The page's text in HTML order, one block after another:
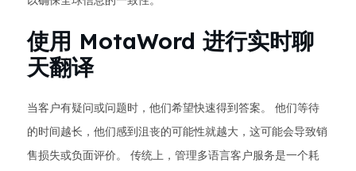
使用 MotaWord 进行实时聊
天翻译
当客户有疑问或问题时，他们希望快速得到答案。 他们等待
的时间越长，他们感到沮丧的可能性就越大，这可能会导致销
售损失或负面评价。 传统上，管理多语言客户服务是一个耗